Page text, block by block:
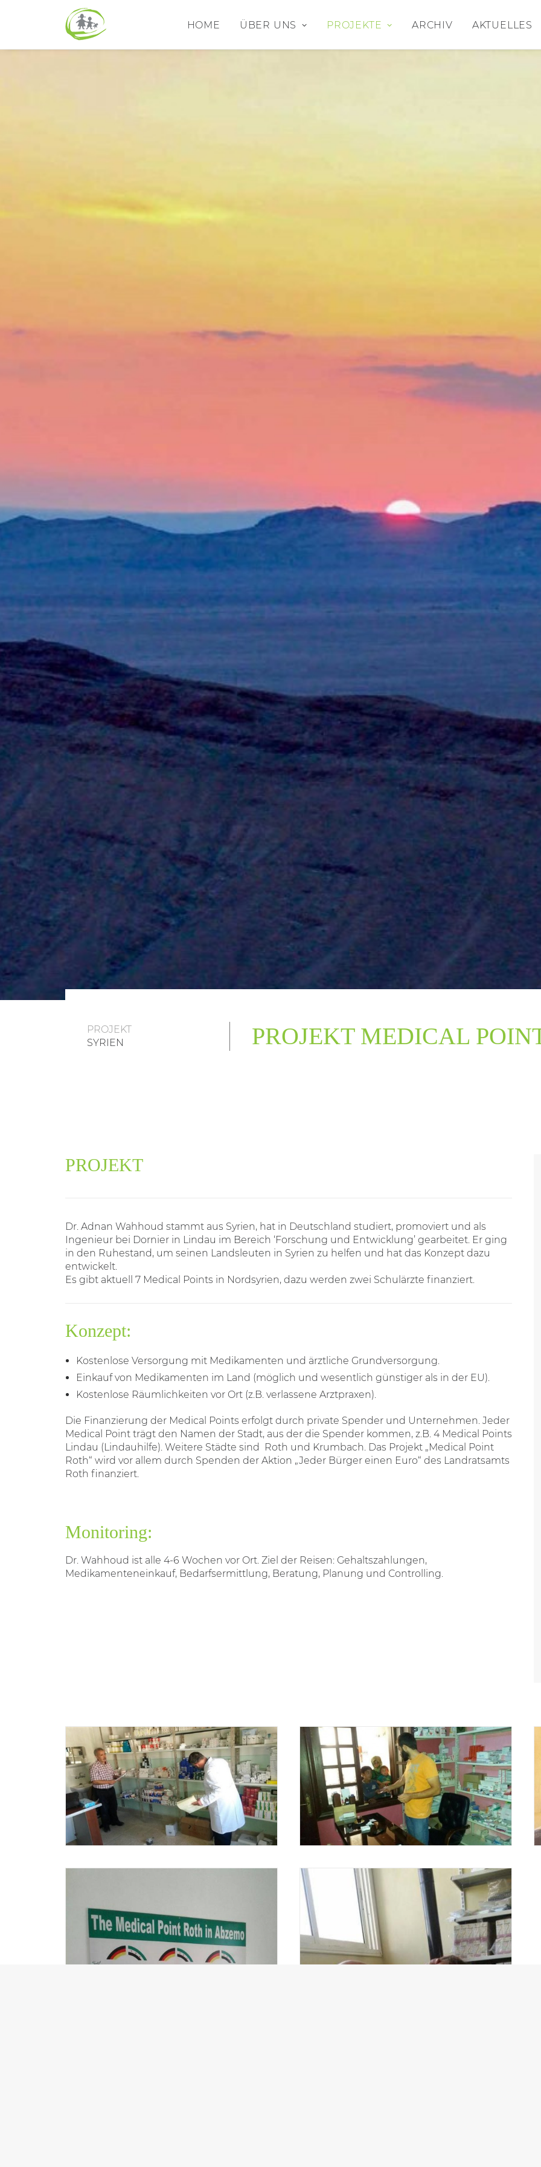
HOME ÜBER UNS PROJEKTE ARCHIV AKTUELLES
PROJEKT
SYRIEN
PROJEKT MEDICAL
PROJEKT
Dr. Adnan Wahhoud stammt aus Syrien, hat in Deutschland studiert, promoviert und als
Ingenieur bei Dornier in Lindau im Bereich ‘Forschung und Entwicklung’ gearbeitet. Er ging
in den Ruhestand, um seinen Landsleuten in Syrien zu helfen und hat das Konzept dazu
entwickelt.
Es gibt aktuell 7 Medical Points in Nordsyrien, dazu werden zwei Schulärzte finanziert.
Konzept:
Kostenlose Versorgung mit Medikamenten und ärztliche Grundversorgung.
Einkauf von Medikamenten im Land (möglich und wesentlich günstiger als in der EU).
Kostenlose Räumlichkeiten vor Ort (z.B. verlassene Arztpraxen).
Die Finanzierung der Medical Points erfolgt durch private Spender und Unternehmen. Jeder
Medical Point trägt den Namen der Stadt, aus der die Spender kommen, z.B. 4 Medical Points
Lindau (Lindauhilfe). Weitere Städte sind Roth und Krumbach. Das Projekt „Medical Point
Roth“ wird vor allem durch Spenden der Aktion „Jeder Bürger einen Euro“ des Landratsamts
Roth finanziert.
Monitoring:
Dr. Wahhoud ist alle 4-6 Wochen vor Ort. Ziel der Reisen: Gehaltszahlungen,
Medikamenteneinkauf, Bedarfsermittlung, Beratung, Planung und Controlling.